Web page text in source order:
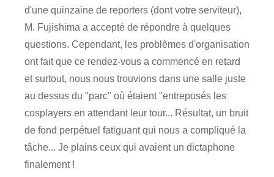
d'une quinzaine de reporters (dont votre serviteur),
M. Fujishima a accepté de répondre à quelques
questions. Cependant, les problèmes d'organisation
ont fait que ce rendez-vous a commencé en retard
et surtout, nous nous trouvions dans une salle juste
au dessus du "parc" où étaient "entreposés les
cosplayers en attendant leur tour... Résultat, un bruit
de fond perpétuel fatiguant qui nous a compliqué la
tâche... Je plains ceux qui avaient un dictaphone
finalement !